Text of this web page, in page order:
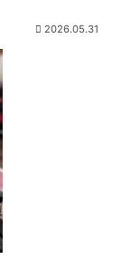
2026.05.31